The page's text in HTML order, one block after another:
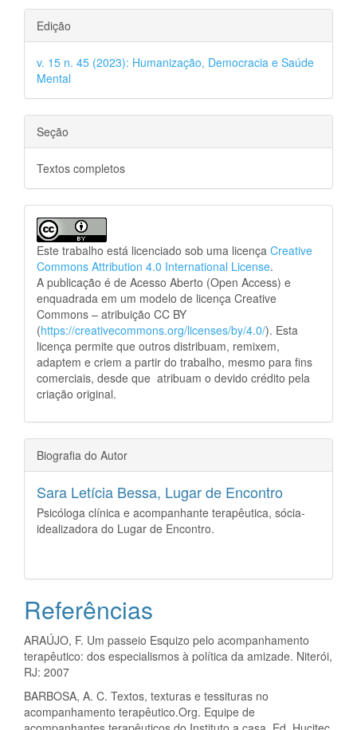
Edição
v. 15 n. 45 (2023): Humanização, Democracia e Saúde
Mental
Seção
Textos completos
Este trabalho está licenciado sob uma licença Creative
Commons Attribution 4.0 International License.
A publicação é de Acesso Aberto (Open Access) e
enquadrada em um modelo de licença Creative
Commons – atribuição CC BY
(https://creativecommons.org/licenses/by/4.0/). Esta
licença permite que outros distribuam, remixem,
adaptem e criem a partir do trabalho, mesmo para fins
comerciais, desde que atribuam o devido crédito pela
criação original.
Biografia do Autor
Sara Letícia Bessa, Lugar de Encontro
Psicóloga clínica e acompanhante terapêutica, sócia-
idealizadora do Lugar de Encontro.
Referências
ARAÚJO, F. Um passeio Esquizo pelo acompanhamento
terapêutico: dos especialismos à política da amizade. Niterói,
RJ: 2007
BARBOSA, A. C. Textos, texturas e tessituras no
acompanhamento terapêutico.Org. Equipe de